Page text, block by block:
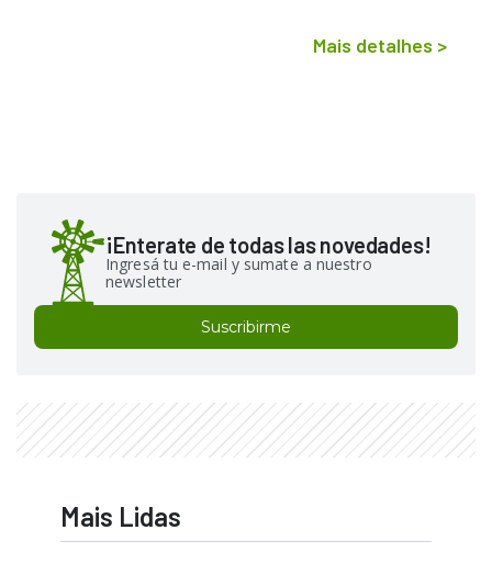
Mais detalhes >
¡Enterate de todas las novedades!
Ingresá tu e-mail y sumate a nuestro
newsletter
Suscribirme
Mais Lidas